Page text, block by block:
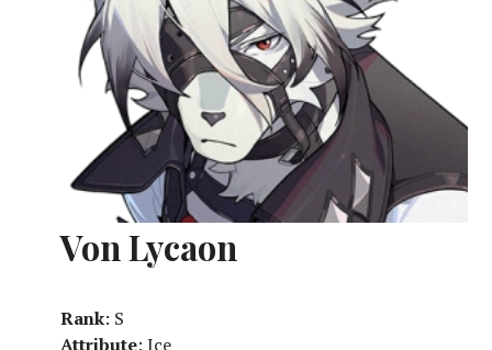
Von Lycaon
Rank: S
Attribute: Ice